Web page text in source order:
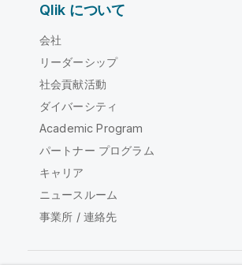
Qlik について
会社
リーダーシップ
社会貢献活動
ダイバーシティ
Academic Program
パートナー プログラム
キャリア
ニュースルーム
事業所 / 連絡先